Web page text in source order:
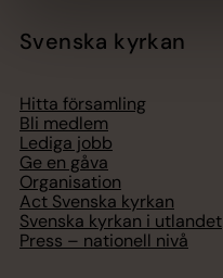
Svenska kyrkan
Hitta församling
Bli medlem
Lediga jobb
Ge en gåva
Organisation
Act Svenska kyrkan
Svenska kyrkan i utlandet
Press – nationell nivå